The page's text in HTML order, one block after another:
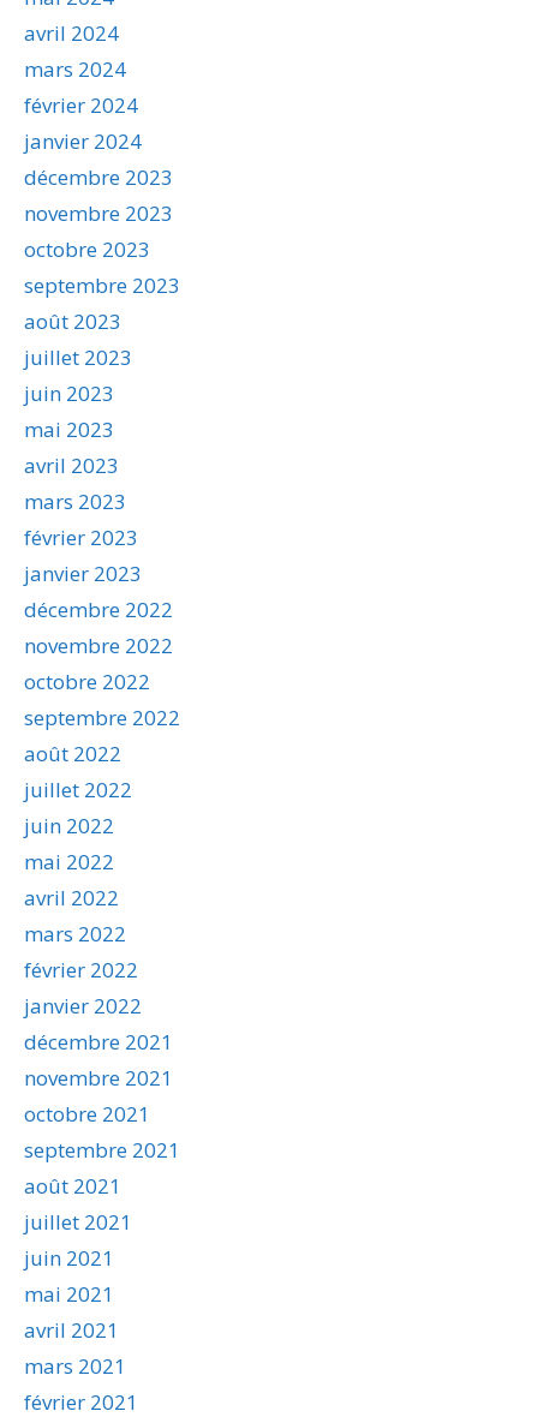
avril 2024
mars 2024
février 2024
janvier 2024
décembre 2023
novembre 2023
octobre 2023
septembre 2023
août 2023
juillet 2023
juin 2023
mai 2023
avril 2023
mars 2023
février 2023
janvier 2023
décembre 2022
novembre 2022
octobre 2022
septembre 2022
août 2022
juillet 2022
juin 2022
mai 2022
avril 2022
mars 2022
février 2022
janvier 2022
décembre 2021
novembre 2021
octobre 2021
septembre 2021
août 2021
juillet 2021
juin 2021
mai 2021
avril 2021
mars 2021
février 2021